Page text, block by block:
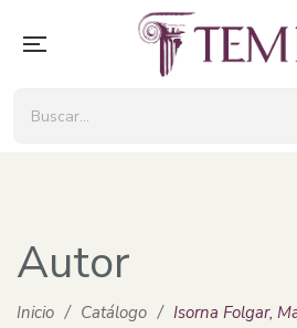
Autor
Inicio / Catálogo / Isorna Folgar,